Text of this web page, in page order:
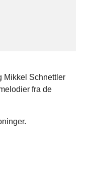
Mikkel Schnettler
fra de